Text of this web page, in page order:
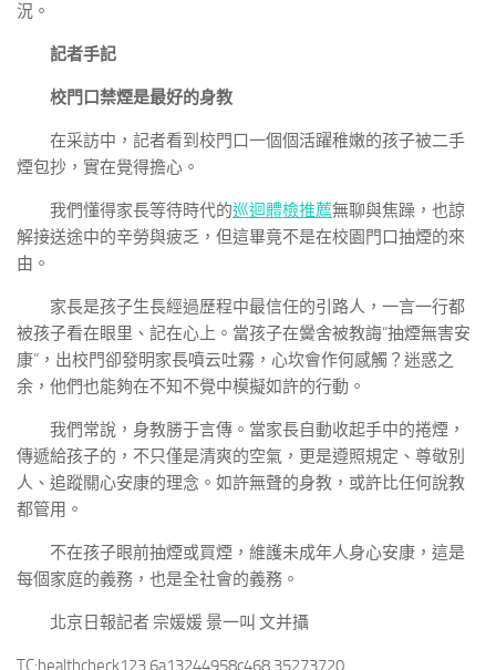
況。
記者手記
校門口禁煙是最好的身教
在采訪中，記者看到校門口一個個活躍稚嫩的孩子被二手
煙包抄，實在覺得擔心。
我們懂得家長等待時代的巡迴體檢推薦無聊與焦躁，也諒
解接送途中的辛勞與疲乏，但這畢竟不是在校園門口抽煙的來
由。
家長是孩子生長經過歷程中最信任的引路人，一言一行都
被孩子看在眼里、記在心上。當孩子在黌舍被教誨“抽煙無害安
康”，出校門卻發明家長噴云吐霧，心坎會作何感觸？迷惑之
余，他們也能夠在不知不覺中模擬如許的行動。
我們常說，身教勝于言傳。當家長自動收起手中的捲煙，
傳遞給孩子的，不只僅是清爽的空氣，更是遵照規定、尊敬別
人、追蹤關心安康的理念。如許無聲的身教，或許比任何說教
都管用。
不在孩子眼前抽煙或買煙，維護未成年人身心安康，這是
每個家庭的義務，也是全社會的義務。
北京日報記者 宗媛媛 景一叫 文并攝
TC:healthcheck123 6a13244958c468.35273720